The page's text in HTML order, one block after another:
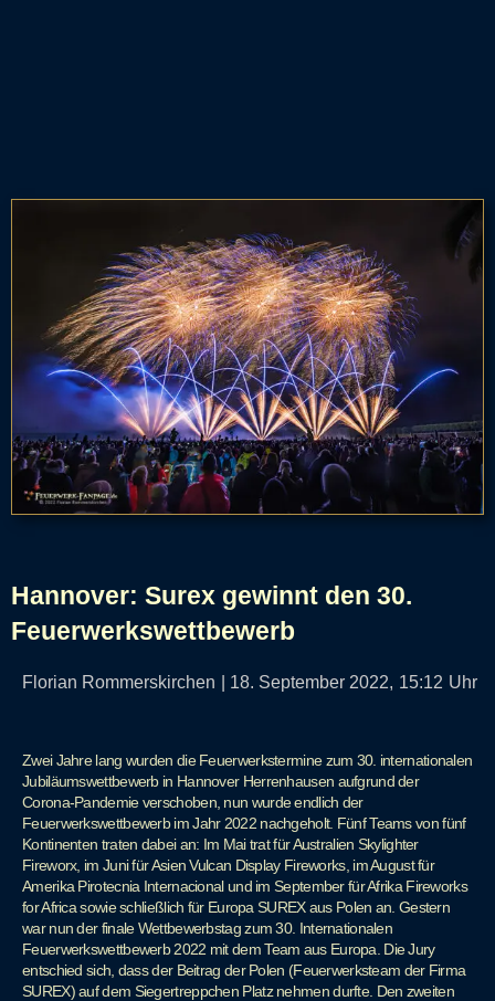
Hannover: Surex gewinnt den 30.
Feuerwerkswettbewerb
Florian Rommerskirchen 18. September 2022, 15:12 Uhr
Zwei Jahre lang wurden die Feuerwerkstermine zum 30. internationalen
Jubiläumswettbewerb in Hannover Herrenhausen aufgrund der
Corona-Pandemie verschoben, nun wurde endlich der
Feuerwerkswettbewerb im Jahr 2022 nachgeholt. Fünf Teams von fünf
Kontinenten traten dabei an: Im Mai trat für Australien Skylighter
Fireworx, im Juni für Asien Vulcan Display Fireworks, im August für
Amerika Pirotecnia Internacional und im September für Afrika Fireworks
for Africa sowie schließlich für Europa SUREX aus Polen an. Gestern
war nun der finale Wettbewerbstag zum 30. Internationalen
Feuerwerkswettbewerb 2022 mit dem Team aus Europa. Die Jury
entschied sich, dass der Beitrag der Polen (Feuerwerksteam der Firma
SUREX) auf dem Siegertreppchen Platz nehmen durfte. Den zweiten